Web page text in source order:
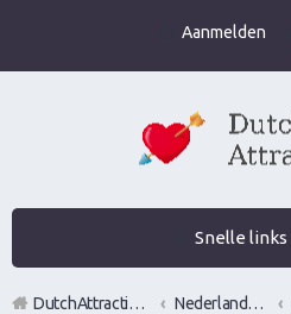
Aanmelden
Snelle links
DutchAttraction.nl Nederlands grootste Dutch Attraction, Lifestyle, Vrouwen versieren en Pick-Up (PUA) Forum